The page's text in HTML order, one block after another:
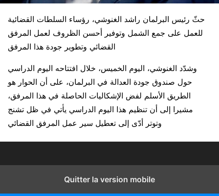
حثّ رئيس البرلمان راشد الغنوشي، رؤساء السلطات القضائية
للعمل على جمع الشمل وتوفير أحسن الظروف لعمل المرفق
القضائي وتطوير جودة هذا المرفق
وشدّد الغنوشي، اليوم الخميس، خلال افتتاحه اليوم الدراسي
حول صندوق جودة العدالة في البرلمان، على أن الحوار هو
الطريق الأسلم لفض الإشكاليات الحاصلة في هذا المرفق،
مشيرا إلى أن تنظيم هذا اليوم الدراسي يأتي في ظل تشنج
وتوتر أدّى إلى تعطيل سير عمل المرفق القضائي
Quitter la version mobile